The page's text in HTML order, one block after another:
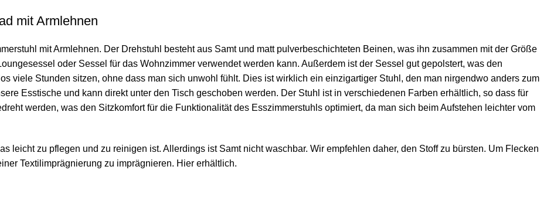
mit Armlehnen
mit Armlehnen. Der Drehstuhl besteht aus Samt und matt pulverbeschichteten Beinen, was ihn zusammen mit der Größe
oder Sessel für das Wohnzimmer verwendet werden kann. Außerdem ist der Sessel gut gepolstert, was den
viele Stunden sitzen, ohne dass man sich unwohl fühlt. Dies ist wirklich ein einzigartiger Stuhl, den man nirgendwo anders zum
Esstische und kann direkt unter den Tisch geschoben werden. Der Stuhl ist in verschiedenen Farben erhältlich, so dass für
werden, was den Sitzkomfort für die Funktionalität des Esszimmerstuhls optimiert, da man sich beim Aufstehen leichter vom
leicht zu pflegen und zu reinigen ist. Allerdings ist Samt nicht waschbar. Wir empfehlen daher, den Stoff zu bürsten. Um Flecken
Textilimprägnierung zu imprägnieren. Hier erhältlich.